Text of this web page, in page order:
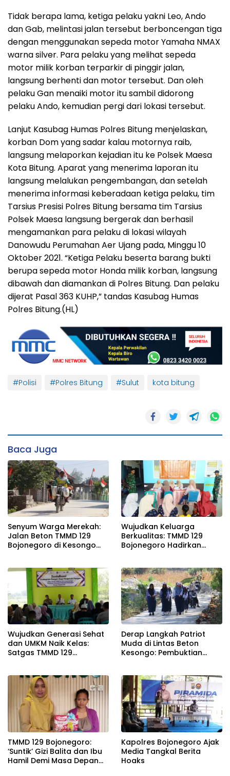
Tidak berapa lama, ketiga pelaku yakni Leo, Ando
dan Gab, melintasi jalan tersebut berboncengan tiga
dengan menggunakan sepeda motor Yamaha NMAX
warna silver. Para pelaku yang melihat sepeda
motor milik korban terparkir di pinggir jalan,
langsung berhenti dan motor tersebut. Dan oleh
pelaku Gan menaiki motor itu sambil didorong
pelaku Ando, kemudian pergi dari lokasi tersebut.
Lanjut Kasubag Humas Polres Bitung menjelaskan,
korban Dom yang sadar kalau motornya raib,
langsung melaporkan kejadian itu ke Polsek Maesa
Kota Bitung. Aparat yang menerima laporan itu
langsung melalukan pengembangan, dan setelah
menerima informasi keberadaan ketiga pelaku, tim
Tarsius Presisi Polres Bitung bersama tim Tarsius
Polsek Maesa langsung bergerak dan berhasil
mengamankan para pelaku di lokasi wilayah
Danowudu Perumahan Aer Ujang pada, Minggu 10
Oktober 2021. “Ketiga Pelaku beserta barang bukti
berupa sepeda motor Honda milik korban, langsung
dibawah dan diamankan di Polres Bitung. Dan pelaku
dijerat Pasal 363 KUHP,” tandas Kasubag Humas
Polres Bitung.(HL)
#Polisi #Polres Bitung #Sulut kota bitung
Baca Juga
Senyum Warga Merekah:
Jalan Beton TMMD 129
Bojonegoro di Kesongo
Wujudkan Keluarga
Berkualitas: TMMD 129
Bojonegoro Hadirkan
Wujudkan Generasi Sehat
dan UMKM Naik Kelas:
Satgas TMMD 129
Pangan di Kesongo
Derap Langkah Patriot
Muda di Lintas Beton
Kesongo: Pembuktian
TMMD 129 Bojonegoro:
‘Suntik’ Gizi Balita dan Ibu
Hamil Demi Masa Depan
Kapolres Bojonegoro Ajak
Media Tangkal Berita
Hoaks